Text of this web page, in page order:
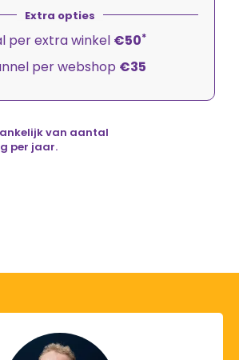
per extra winkel €50*
per webshop €35
van aantal
per jaar.